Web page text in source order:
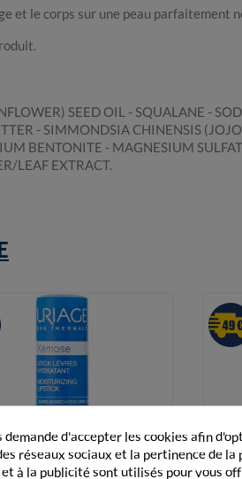
et le corps sur une peau parfaitement
SEED OIL - SQUALANE -
- SIMMONDSIA CHINENSIS
BENTONITE - MAGNESIUM
LEAF EXTRACT.
demande d'accepter les cookies afin
réseaux sociaux et la pertinence de la
à la publicité sont utilisés pour vous